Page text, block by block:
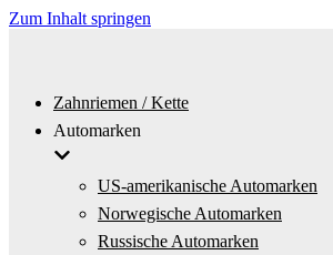
Zum Inhalt springen
Zahnriemen / Kette
Automarken
US-amerikanische Automarken
Norwegische Automarken
Russische Automarken